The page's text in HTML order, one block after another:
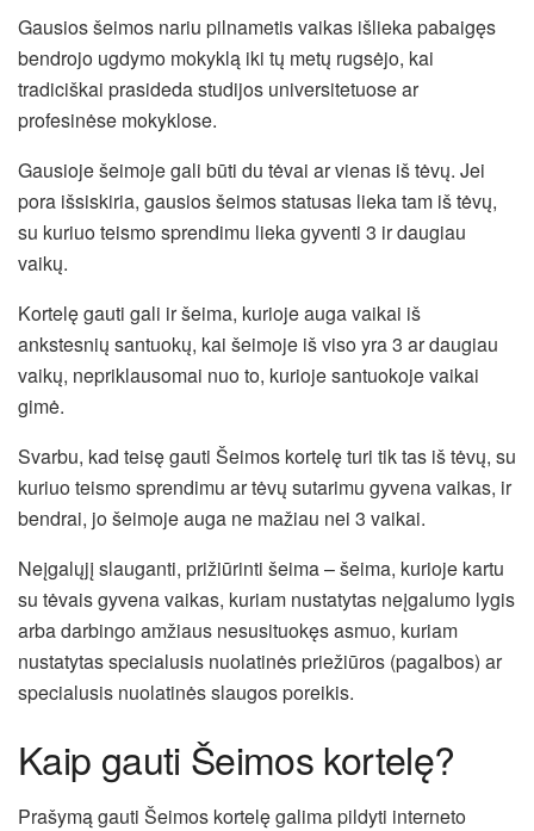
Gausios šeimos nariu pilnametis vaikas išlieka pabaigęs
bendrojo ugdymo mokyklą iki tų metų rugsėjo, kai
tradiciškai prasideda studijos universitetuose ar
profesinėse mokyklose.
Gausioje šeimoje gali būti du tėvai ar vienas iš tėvų. Jei
pora išsiskiria, gausios šeimos statusas lieka tam iš tėvų,
su kuriuo teismo sprendimu lieka gyventi 3 ir daugiau
vaikų.
Kortelę gauti gali ir šeima, kurioje auga vaikai iš
ankstesnių santuokų, kai šeimoje iš viso yra 3 ar daugiau
vaikų, nepriklausomai nuo to, kurioje santuokoje vaikai
gimė.
Svarbu, kad teisę gauti Šeimos kortelę turi tik tas iš tėvų, su
kuriuo teismo sprendimu ar tėvų sutarimu gyvena vaikas, ir
bendrai, jo šeimoje auga ne mažiau nei 3 vaikai.
Neįgalųjį slauganti, prižiūrinti šeima – šeima, kurioje kartu
su tėvais gyvena vaikas, kuriam nustatytas neįgalumo lygis
arba darbingo amžiaus nesusituokęs asmuo, kuriam
nustatytas specialusis nuolatinės priežiūros (pagalbos) ar
specialusis nuolatinės slaugos poreikis.
Kaip gauti Šeimos kortelę?
Prašymą gauti Šeimos kortelę galima pildyti interneto